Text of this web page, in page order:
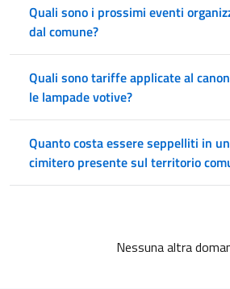
Quali sono i prossimi eventi
dal comune?
Quali sono tariffe applicate al
le lampade votive?
Quanto costa essere seppelliti in un
cimitero presente sul territorio
Nessuna altra